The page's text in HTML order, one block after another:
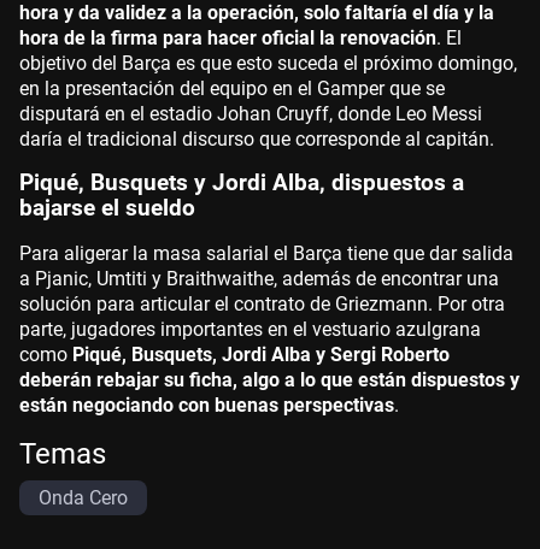
hora y da validez a la operación, solo faltaría el día y la
hora de la firma para hacer oficial la renovación. El
objetivo del Barça es que esto suceda el próximo domingo,
en la presentación del equipo en el Gamper que se
disputará en el estadio Johan Cruyff, donde Leo Messi
daría el tradicional discurso que corresponde al capitán.
Piqué, Busquets y Jordi Alba, dispuestos a
bajarse el sueldo
Para aligerar la masa salarial el Barça tiene que dar salida
a Pjanic, Umtiti y Braithwaithe, además de encontrar una
solución para articular el contrato de Griezmann. Por otra
parte, jugadores importantes en el vestuario azulgrana
como Piqué, Busquets, Jordi Alba y Sergi Roberto
deberán rebajar su ficha, algo a lo que están dispuestos y
están negociando con buenas perspectivas.
Temas
Onda Cero